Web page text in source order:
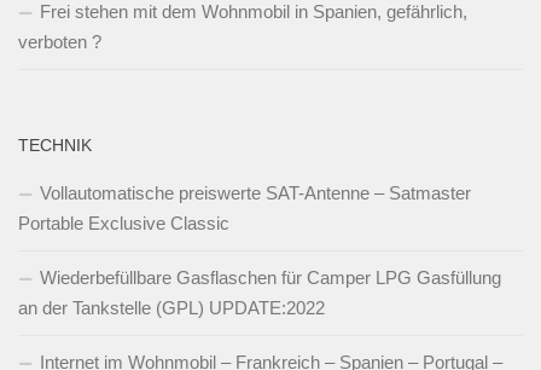
Frei stehen mit dem Wohnmobil in Spanien, gefährlich,
verboten ?
TECHNIK
Vollautomatische preiswerte SAT-Antenne – Satmaster
Portable Exclusive Classic
Wiederbefüllbare Gasflaschen für Camper LPG Gasfüllung
an der Tankstelle (GPL) UPDATE:2022
Internet im Wohnmobil – Frankreich – Spanien – Portugal –